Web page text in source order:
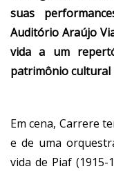
suas
Auditório Araújo
vida a um
patrimônio cultural
Em cena, Carrere
e de uma
vida de Piaf (1915-